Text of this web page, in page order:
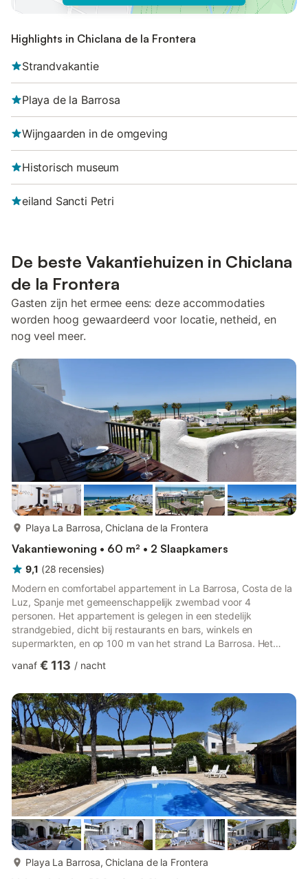
Highlights in Chiclana de la Frontera
Strandvakantie
Playa de la Barrosa
Wijngaarden in de omgeving
Historisch museum
eiland Sancti Petri
De beste Vakantiehuizen in Chiclana
de la Frontera
Gasten zijn het ermee eens: deze accommodaties
worden hoog gewaardeerd voor locatie, netheid, en
nog veel meer.
Playa La Barrosa, Chiclana de la Frontera
Vakantiewoning • 60 m² • 2 Slaapkamers
9,1 (28 recensies)
Modern en comfortabel appartement in La Barrosa, Costa de la
Luz, Spanje met gemeenschappelijk zwembad voor 4
personen. Het appartement is gelegen in een stedelijk
strandgebied, dicht bij restaurants en bars, winkels en
supermarkten, en op 100 m van het strand La Barrosa. Het
accommodatie biedt veel privacy, een gazon, een
de zee, en mooie uitzichten op het zwembad en de tuin. De
nabijheid van het strand, winkelmogelijkheden,
sportactiviteiten, recreatieve voorzieningen, ...
vanaf € 113 / nacht
Playa La Barrosa, Chiclana de la Frontera